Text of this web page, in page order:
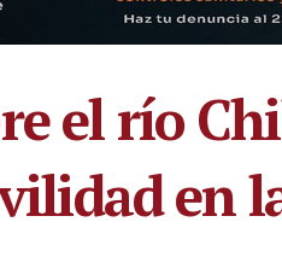
el río
en